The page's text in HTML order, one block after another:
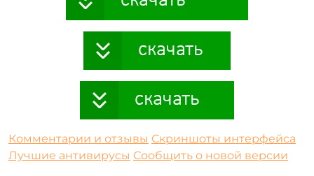
Комментарии и отзывы Скриншоты интерфейса
Лучшие антивирусы Сообщить о новой версии